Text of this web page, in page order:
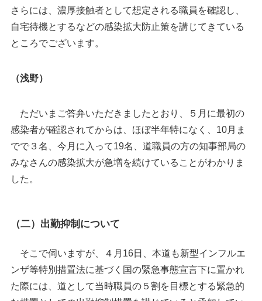
さらには、濃厚接触者として想定される職員を確認し、
自宅待機とするなどの感染拡大防止策を講じてきている
ところでございます。
（浅野）
ただいまご答弁いただきましたとおり、５月に最初の
感染者が確認されてからは、ほぼ半年特になく、 10月ま
でで３名、今月に入って19名、道職員の方の知事部局の
みなさんの感染拡大が急増を続けていることがわかりま
した。
（二）出勤抑制について
そこで伺いますが、４月 16日、本道も新型インフルエ
ンザ等特別措置法に基づく国の緊急事態宣言下に置かれ
た際には、道として当時職員の５割を目標とする緊急的